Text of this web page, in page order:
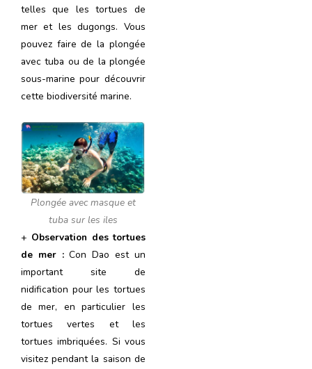
telles que les tortues de
mer et les dugongs. Vous
pouvez faire de la plongée
avec tuba ou de la plongée
sous-marine pour découvrir
cette biodiversité marine.
Plongée avec masque et
tuba sur les iles
+ Observation des tortues
de mer :Con Dao est un
important site de
nidification pour les tortues
de mer, en particulier les
tortues vertes et les
tortues imbriquées. Si vous
visitez pendant la saison de